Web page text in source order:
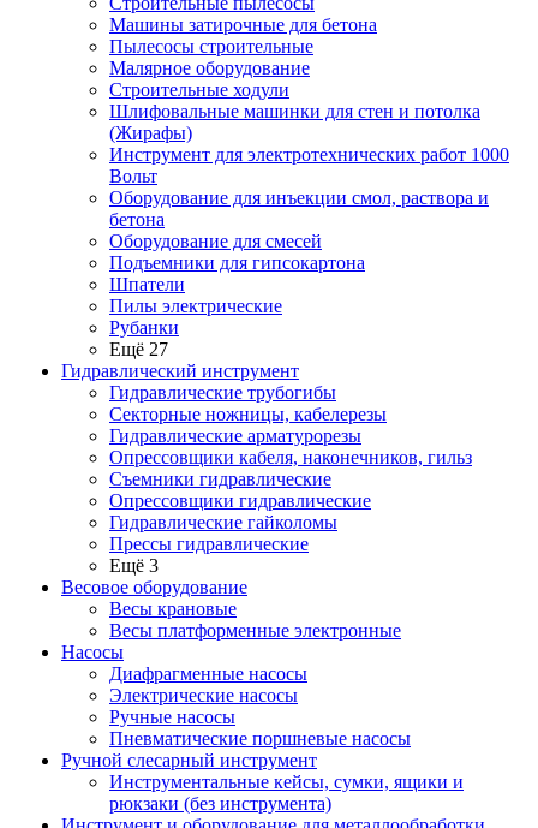
Машины затирочные для бетона
Пылесосы строительные
Малярное оборудование
Строительные ходули
Шлифовальные машинки для стен и потолка
(Жирафы)
Инструмент для электротехнических работ 1000
Вольт
Оборудование для инъекции смол, раствора и
бетона
Оборудование для смесей
Подъемники для гипсокартона
Шпатели
Пилы электрические
Рубанки
Ещё 27
Гидравлический инструмент
Гидравлические трубогибы
Секторные ножницы, кабелерезы
Гидравлические арматурорезы
Опрессовщики кабеля, наконечников, гильз
Съемники гидравлические
Опрессовщики гидравлические
Гидравлические гайколомы
Прессы гидравлические
Ещё 3
Весовое оборудование
Весы крановые
Весы платформенные электронные
Насосы
Диафрагменные насосы
Электрические насосы
Ручные насосы
Пневматические поршневые насосы
Ручной слесарный инструмент
Инструментальные кейсы, сумки, ящики и
рюкзаки (без инструмента)